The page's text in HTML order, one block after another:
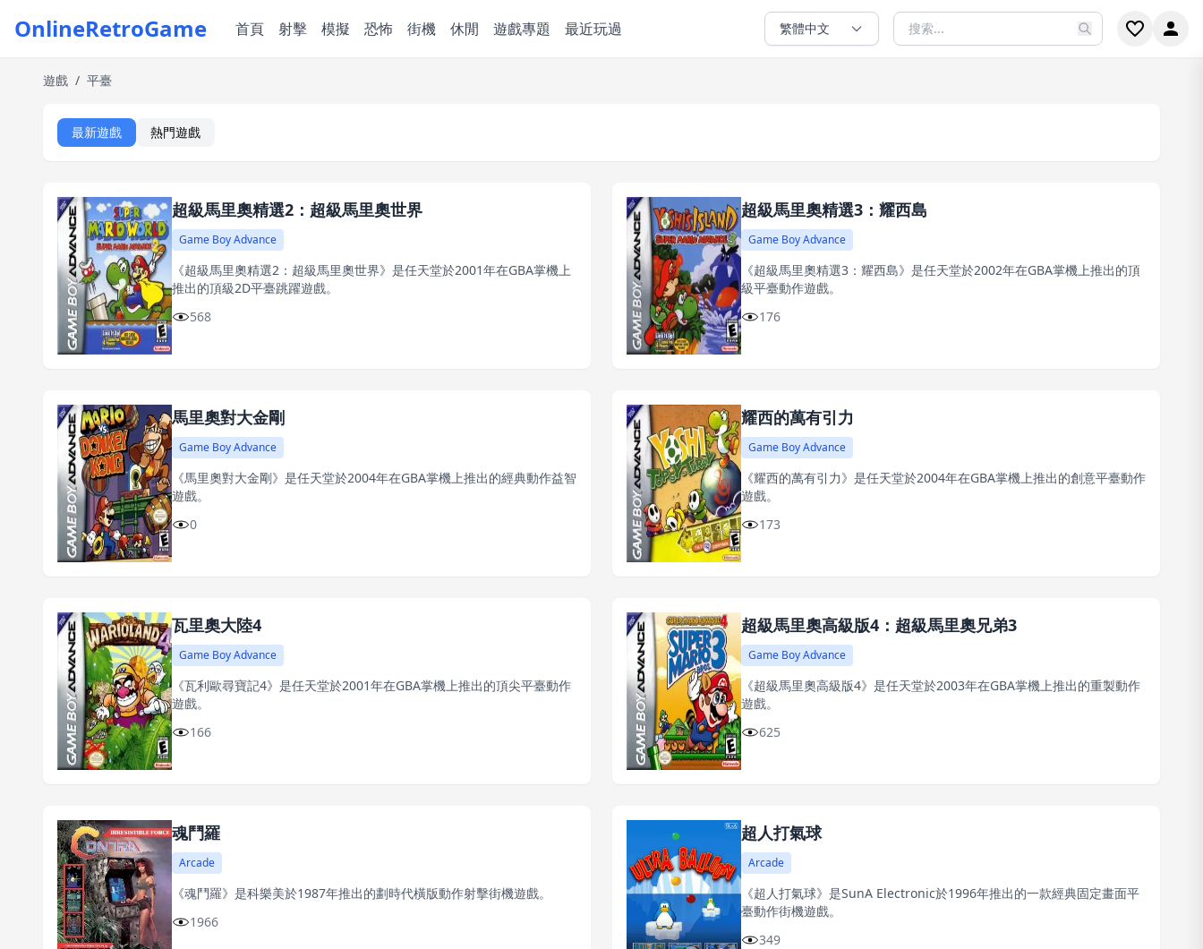
OnlineRetroGame 首頁 射擊 模擬 恐怖 街機 休閒 遊戲專題 最近玩過 繁體中文
遊戲 / 平臺
最新遊戲 熱門遊戲
超級馬里奧精選2：超級馬里奧世界
Game Boy Advance
《超級馬里奧精選2：超級馬里奧世界》是任天堂於2001年在GBA掌機上
推出的頂級2D平臺跳躍遊戲。
568
超級馬里奧精選3：耀西島
Game Boy Advance
《超級馬里奧精選3：耀西島》是任天堂於2002年在GBA掌機上推出的頂
級平臺動作遊戲。
176
馬里奧對大金剛
Game Boy Advance
《馬里奧對大金剛》是任天堂於2004年在GBA掌機上推出的經典動作益智
遊戲。
0
耀西的萬有引力
Game Boy Advance
《耀西的萬有引力》是任天堂於2004年在GBA掌機上推出的創意平臺動作
遊戲。
173
瓦里奧大陸4
Game Boy Advance
《瓦利歐尋寶記4》是任天堂於2001年在GBA掌機上推出的頂尖平臺動作
遊戲。
166
超級馬里奧高級版4：超級馬里奧兄弟3
Game Boy Advance
《超級馬里奧高級版4》是任天堂於2003年在GBA掌機上推出的重製動作
遊戲。
625
魂鬥羅
Arcade
《魂鬥羅》是科樂美於1987年推出的劃時代橫版動作射擊街機遊戲。
1966
超人打氣球
Arcade
《超人打氣球》是SunA Electronic於1996年推出的一款經典固定畫面平
臺動作街機遊戲。
349